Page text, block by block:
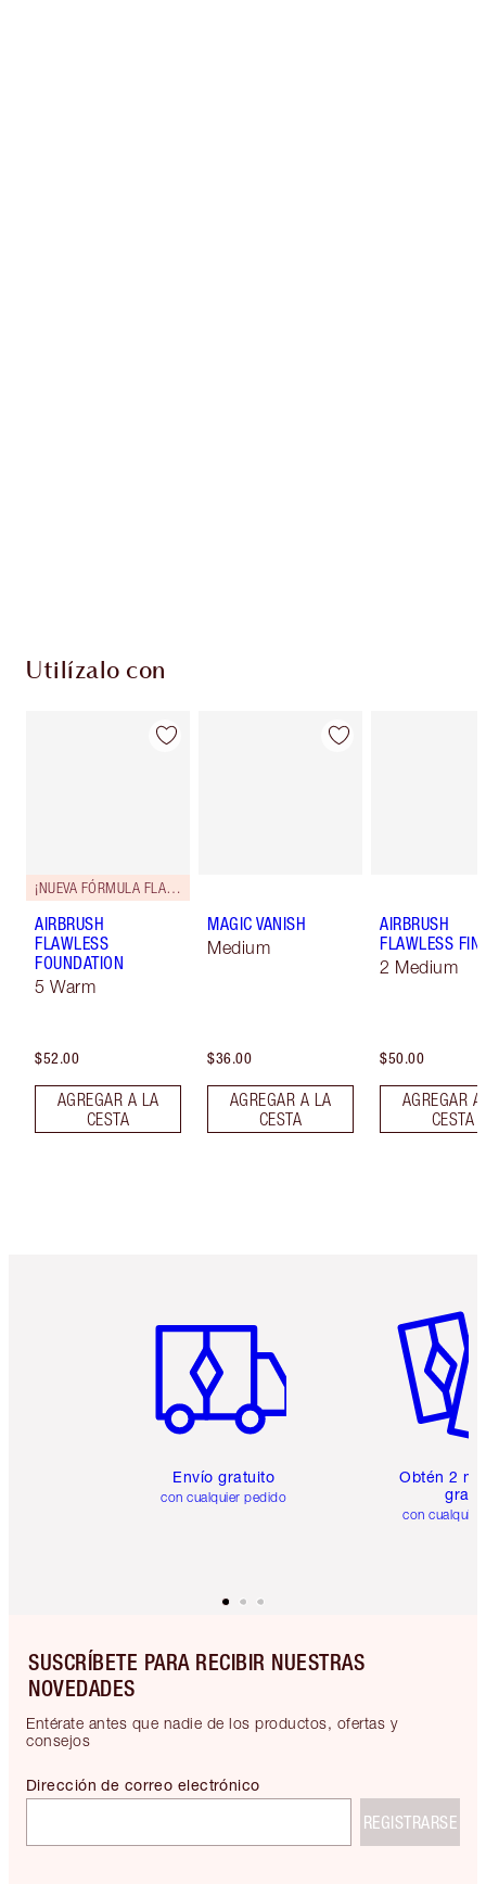
Utilízalo con
¡NUEVA FÓRMULA FLAWLESS!
AIRBRUSH
FLAWLESS
FOUNDATION
5 Warm
$52.00
AGREGAR A LA
CESTA
MAGIC VANISH
Medium
$36.00
AGREGAR A LA
CESTA
AIRBRUSH
FLAWLESS
2 Medium
$50.00
AGREGAR
CESTA
Envío gratuito
con cualquier pedido
Obtén 2
gratis
con
SUSCRÍBETE PARA RECIBIR NUESTRAS
NOVEDADES
Entérate antes que nadie de los productos, ofertas y
consejos
Dirección de correo electrónico
REGISTRARSE